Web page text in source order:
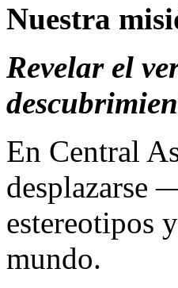
Nuestra
Revelar el
En Central
desplazarse
estereotipos
mundo.